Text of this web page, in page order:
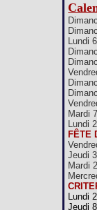
Lundi
Mardi
Lundi
FÊTE
Jeudi
Mardi
Lundi
Jeudi